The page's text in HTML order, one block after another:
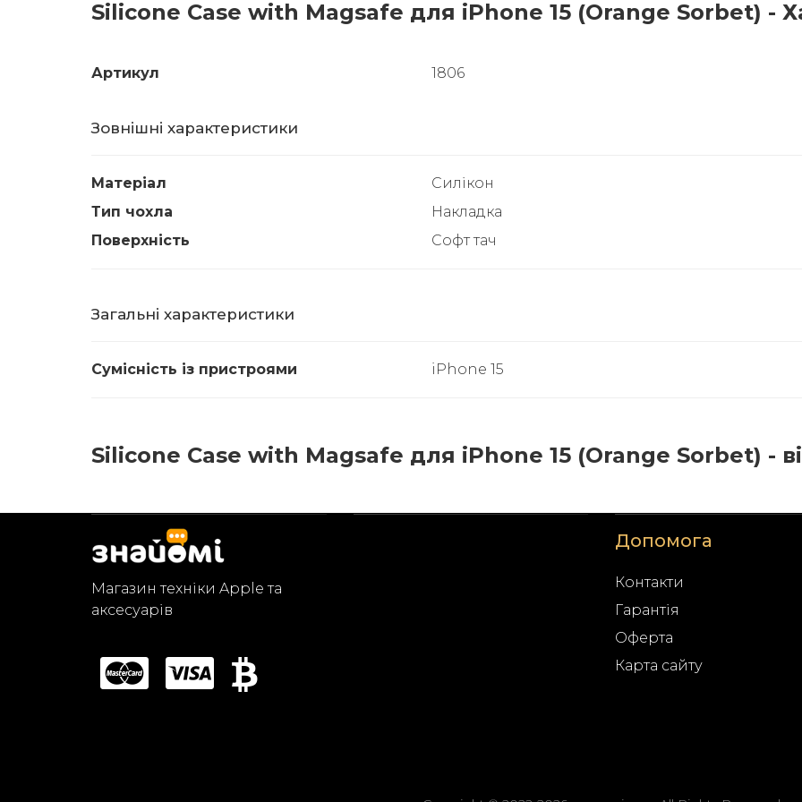
Silicone Case with Magsafe для iPhone 15 (Orange Sorbet) -
Артикул 1806
Зовнішні характеристики
Матеріал
Силікон
Тип чохла
Накладка
Поверхність
Софт тач
Загальні характеристики
Сумісність із пристроями iPhone 15
Silicone Case with Magsafe для iPhone 15 (Orange Sorbet) -
Магазин техніки Apple та
аксесуарів
Допомога
Контакти
Гарантія
Оферта
Карта сайту